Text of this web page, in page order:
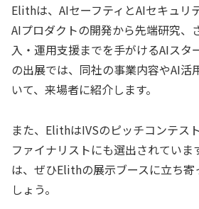
Elithは、AIセーフティとAIセキュリ
AIプロダクトの開発から先端研究、
入・運用支援までを手がけるAIスタ
の出展では、同社の事業内容やAI活
いて、来場者に紹介します。
また、ElithはIVSのピッチコンテス
ファイナリストにも選出されていま
は、ぜひElithの展示ブースに立ち寄
しょう。